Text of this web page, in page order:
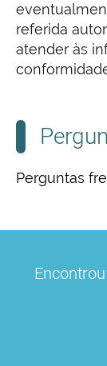
referida
atender às
Perguntas